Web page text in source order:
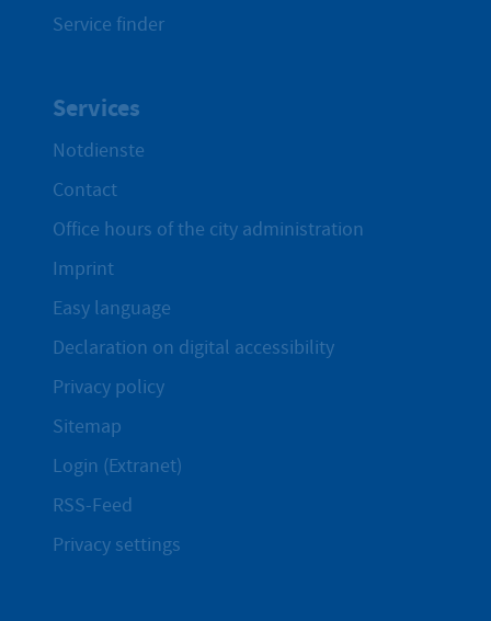
Service finder
Services
Notdienste
Contact
Office hours of the city administration
Imprint
Easy language
Declaration on digital accessibility
Privacy policy
Sitemap
Login (Extranet)
RSS-Feed
Privacy settings